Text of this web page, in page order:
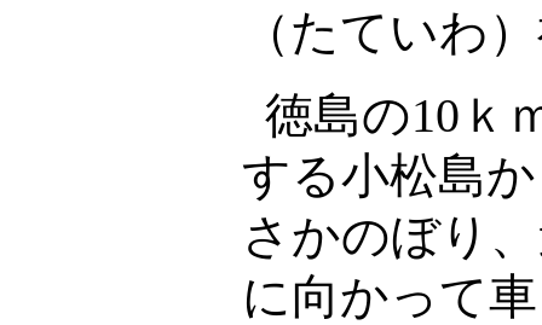
（たていわ
徳島の10 ｋ
する小松島
さかのぼり
に向かって